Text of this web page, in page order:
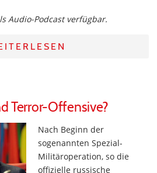
Audio-Podcast verfügbar.
Terror-Offensive?
Nach Beginn der
sogenannten Spezial-
Militäroperation, so die
offizielle russische